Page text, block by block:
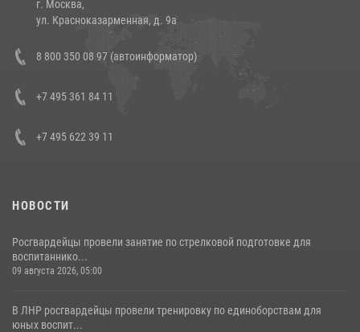
14 июля 2026, 12:20
Состоялась рабочая встреча директора Росгвардии Героя России
генерала армии Виктора Золотова с заместителем полномочного
представителя Президента Российской Федерации в Северо-
Кавказском федеральном округе Виталием Кузнецовым
г. Москва,
ул. Красноказарменная, д. 9а
8 800 350 08 97 (автоинформатор)
+7 495 361 84 11
+7 495 622 39 11
НОВОСТИ
Росгвардейцы провели занятие по стрелковой подготовке для
воспитаннико...
09 августа 2026, 05:00
В ЛНР росгвардейцы провели тренировку по единоборствам для
юных воспит...